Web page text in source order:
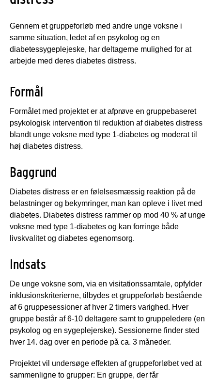
Gennem et gruppeforløb med andre unge voksne i
samme situation, ledet af en psykolog og en
diabetessygeplejeske, har deltagerne mulighed for at
arbejde med deres diabetes distress.
Formål
Formålet med projektet er at afprøve en gruppebaseret
psykologisk intervention til reduktion af diabetes distress
blandt unge voksne med type 1-diabetes og moderat til
høj diabetes distress.
Baggrund
Diabetes distress er en følelsesmæssig reaktion på de
belastninger og bekymringer, man kan opleve i livet med
diabetes. Diabetes distress rammer op mod 40 % af unge
voksne med type 1-diabetes og kan forringe både
livskvalitet og diabetes egenomsorg.
Indsats
De unge voksne som, via en visitationssamtale, opfylder
inklusionskriterierne, tilbydes et gruppeforløb bestående
af 6 gruppesessioner af hver 2 timers varighed. Hver
gruppe består af 6-10 deltagere samt to gruppeledere (en
psykolog og en sygeplejerske). Sessionerne finder sted
hver 14. dag over en periode på ca. 3 måneder.
Projektet vil undersøge effekten af gruppeforløbet ved at
sammenligne to grupper: En gruppe, der får